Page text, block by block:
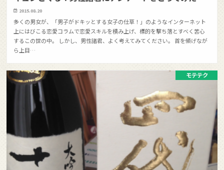
2015.08.20
多くの男女が、「男子がドキッとする女子の仕草！」のようなインターネット
上にはびこる恋愛コラムで恋愛スキルを積み上げ、標的を撃ち落とすべく苦心
するこの世の中。 しかし、男性諸君、よく考えてみてください。 首を傾げなが
ら上目…
モテテク